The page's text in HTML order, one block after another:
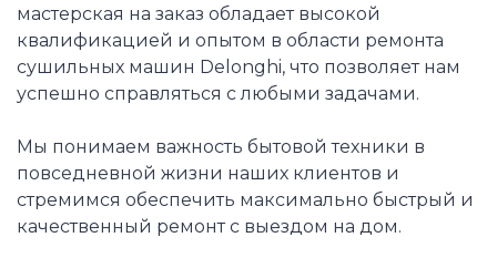
мастерская на заказ обладает высокой
квалификацией и опытом в области ремонта
сушильных машин Delonghi, что позволяет нам
успешно справляться с любыми задачами.
Мы понимаем важность бытовой техники в
повседневной жизни наших клиентов и
стремимся обеспечить максимально быстрый и
качественный ремонт с выездом на дом.